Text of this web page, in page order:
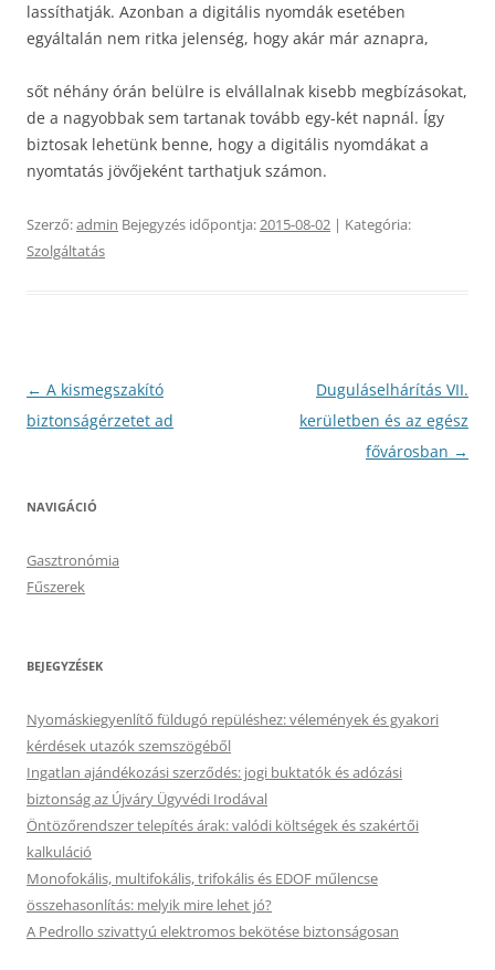
lassíthatják. Azonban a digitális nyomdák esetében
egyáltalán nem ritka jelenség, hogy akár már aznapra,
sőt néhány órán belülre is elvállalnak kisebb megbízásokat,
de a nagyobbak sem tartanak tovább egy-két napnál. Így
biztosak lehetünk benne, hogy a digitális nyomdákat a
nyomtatás jövőjeként tarthatjuk számon.
Szerző:admin Bejegyzés időpontja:2015-08-02 | Kategória:
Szolgáltatás
Bejegyzés
navigáció
← A kismegszakító
biztonságérzetet ad
Duguláselhárítás VII.
kerületben és az egész
fővárosban →
NAVIGÁCIÓ
Gasztronómia
Fűszerek
BEJEGYZÉSEK
Nyomáskiegyenlítő füldugó repüléshez: vélemények és gyakori
kérdések utazók szemszögéből
Ingatlan ajándékozási szerződés: jogi buktatók és adózási
biztonság az Újváry Ügyvédi Irodával
Öntözőrendszer telepítés árak: valódi költségek és szakértői
kalkuláció
Monofokális, multifokális, trifokális és EDOF műlencse
összehasonlítás: melyik mire lehet jó?
A Pedrollo szivattyú elektromos bekötése biztonságosan